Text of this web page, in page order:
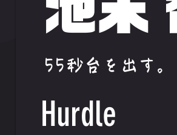
55秒台を出す。
Hurdle